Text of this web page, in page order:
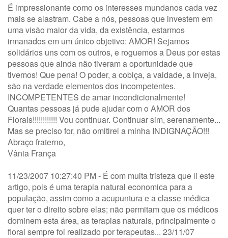
É impressionante como os interesses mundanos cada vez
mais se alastram. Cabe a nós, pessoas que investem em
uma visão maior da vida, da existência, estarmos
irmanados em um único objetivo: AMOR! Sejamos
solidários uns com os outros, e roguemos a Deus por estas
pessoas que ainda não tiveram a oportunidade que
tivemos! Que pena! O poder, a cobiça, a vaidade, a inveja,
são na verdade elementos dos incompetentes.
INCOMPETENTES de amar incondicionalmente!
Quantas pessoas já pude ajudar com o AMOR dos
Florais!!!!!!!!!!!! Vou continuar. Continuar sim, serenamente...
Mas se preciso for, não omitirei a minha INDIGNAÇÃO!!!
Abraço fraterno,
Vânia França
11/23/2007 10:27:40 PM - É com muita tristeza que li este
artigo, pois é uma terapia natural economica para a
população, assim como a acupuntura e a classe médica
quer ter o direito sobre elas; não permitam que os médicos
dominem esta área, as terapias naturais, principalmente o
floral sempre foi realizado por terapeutas... 23/11/07